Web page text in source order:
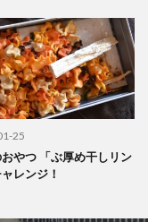
25
やつ 「ぶ厚め干しリン
レンジ！